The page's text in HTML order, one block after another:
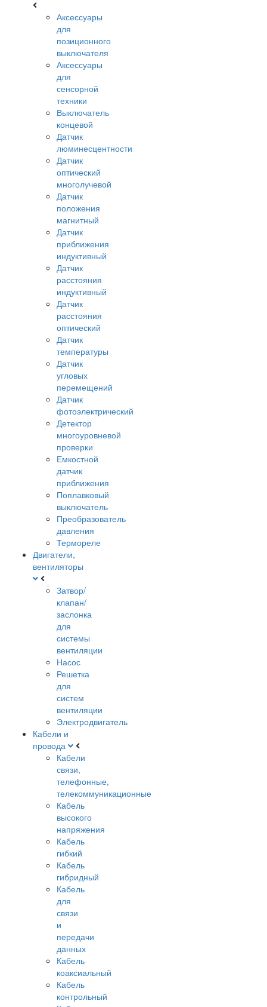
Аксессуары
для
позиционного
выключателя
Аксессуары
для
сенсорной
техники
Выключатель
концевой
Датчик
люминесцентности
Датчик
оптический
многолучевой
Датчик
положения
магнитный
Датчик
приближения
индуктивный
Датчик
расстояния
индуктивный
Датчик
расстояния
оптический
Датчик
температуры
Датчик
угловых
перемещений
Датчик
фотоэлектрический
Детектор
многоуровневой
проверки
Емкостной
датчик
приближения
Поплавковый
выключатель
Преобразователь
давления
Термореле
Двигатели,
вентиляторы
Затвор/
клапан/
заслонка
для
системы
вентиляции
Насос
Решетка
для
систем
вентиляции
Электродвигатель
Кабели и
провода
Кабели
связи,
телефонные,
телекоммуникационные
Кабель
высокого
напряжения
Кабель
гибкий
Кабель
гибридный
Кабель
для
связи
и
передачи
данных
Кабель
коаксиальный
Кабель
контрольный